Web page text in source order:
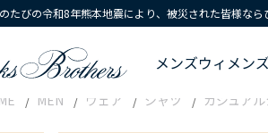
たびの令和8年熊本地震により、被災された皆様な
メンズウィメン
MEN ウェア シャツ カジュア